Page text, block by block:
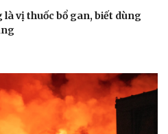
là vị thuốc bổ gan, biết dùng